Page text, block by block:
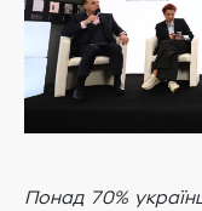
Понад 70%